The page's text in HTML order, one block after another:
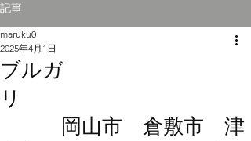
記事
ブルガ
リ
岡山市 倉敷市 津
maruku0
2025年4月1日